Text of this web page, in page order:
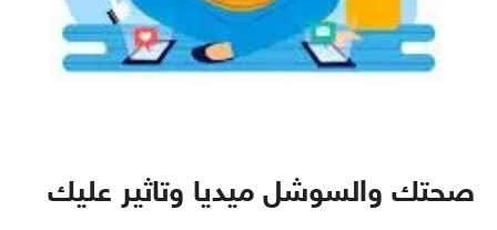
صحتك والسوشل ميديا وتاثير عليك